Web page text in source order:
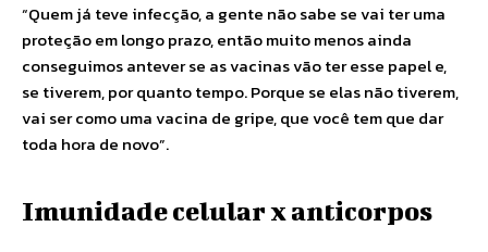
“Quem já teve infecção, a gente não sabe se vai ter uma
proteção em longo prazo, então muito menos ainda
conseguimos antever se as vacinas vão ter esse papel e,
se tiverem, por quanto tempo. Porque se elas não tiverem,
vai ser como uma vacina de gripe, que você tem que dar
toda hora de novo”.
Imunidade celular x anticorpos